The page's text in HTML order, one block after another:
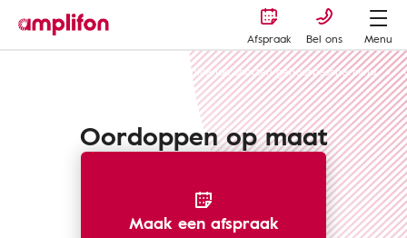
Afspraak Bel ons
Menu
De verschillende soorten gehoorbescherming
Oordoppen op maat
Maak een afspraak